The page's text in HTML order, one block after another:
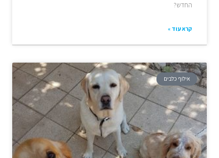
החדש?
קרא עוד »
אילוף כלבים